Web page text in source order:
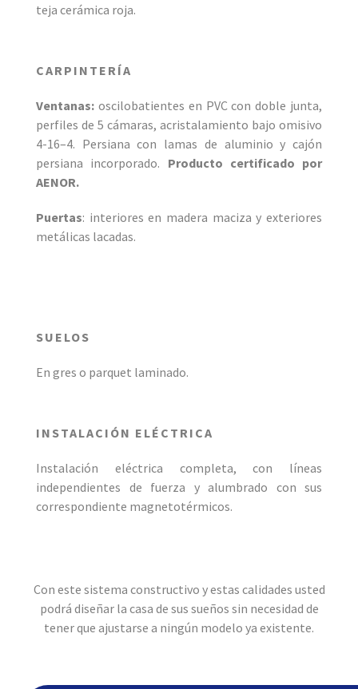
teja cerámica roja.
CARPINTERÍA
Ventanas: oscilobatientes en PVC con doble junta,
perfiles de 5 cámaras, acristalamiento bajo omisivo
4-16–4. Persiana con lamas de aluminio y cajón
persiana incorporado. Producto certificado por
AENOR.
Puertas: interiores en madera maciza y exteriores
metálicas lacadas.
SUELOS
En gres o parquet laminado.
INSTALACIÓN ELÉCTRICA
Instalación eléctrica completa, con lí­neas
independientes de fuerza y alumbrado con sus
correspondiente magnetotérmicos.
Con este sistema constructivo y estas calidades usted
podrá diseñar la casa de sus sueños sin necesidad de
tener que ajustarse a ningún modelo ya existente.